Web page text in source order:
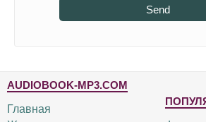
Send
AUDIOBOOK-MP3.COM
Главная